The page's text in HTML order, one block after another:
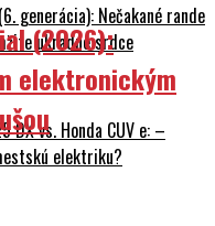
generácia): Nečakané rande
ukradne srdce
DX vs. Honda CUV e: –
elektriku?
(2026):
elektronickým